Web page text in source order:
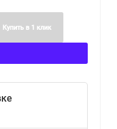
Купить в 1 клик